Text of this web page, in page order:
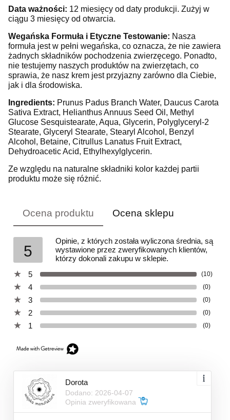
Data ważności: 12 miesięcy od daty produkcji. Zużyj w
ciągu 3 miesięcy od otwarcia.
Wegańska Formuła i Etyczne Testowanie: Nasza
formuła jest w pełni wegańska, co oznacza, że nie zawiera
żadnych składników pochodzenia zwierzęcego. Ponadto,
nie testujemy naszych produktów na zwierzętach, co
sprawia, że nasz krem jest przyjazny zarówno dla Ciebie,
jak i dla środowiska.
Ingredients: Prunus Padus Branch Water, Daucus Carota
Sativa Extract, Helianthus Annuus Seed Oil, Methyl
Glucose Sesquistearate, Aqua, Glycerin, Polyglyceryl-2
Stearate, Glyceryl Stearate, Stearyl Alcohol, Benzyl
Alcohol, Betaine, Citrullus Lanatus Fruit Extract,
Dehydroacetic Acid, Ethylhexylglycerin.
Ze względu na naturalne składniki kolor każdej partii
produktu może się różnić.
Ocena produktu Ocena sklepu
5
Opinie, z których została wyliczona średnia, są
wystawione przez zweryfikowanych klientów,
którzy dokonali zakupu w sklepie.
5
(10)
4 (0)
3 (0)
2 (0)
1 (0)
Dorota
Dodano: 2026-04-07
Opinia zweryfikowana